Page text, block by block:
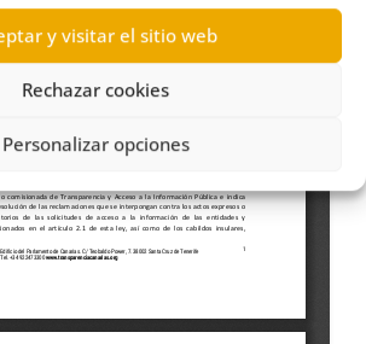
y visitar el sitio web
Rechazar cookies
Personalizar opciones